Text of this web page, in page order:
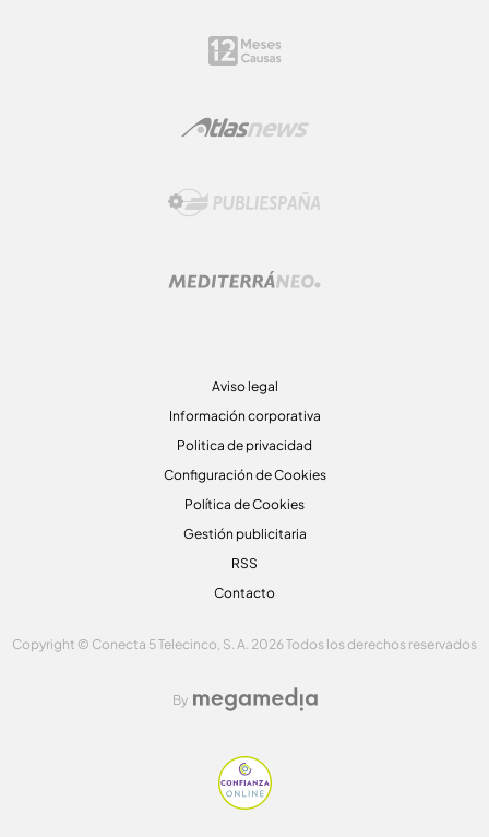
Aviso legal
Información corporativa
Politica de privacidad
Configuración de Cookies
Política de Cookies
Gestión publicitaria
RSS
Contacto
Copyright © Conecta 5 Telecinco, S. A. 2026 Todos los derechos reservados
By